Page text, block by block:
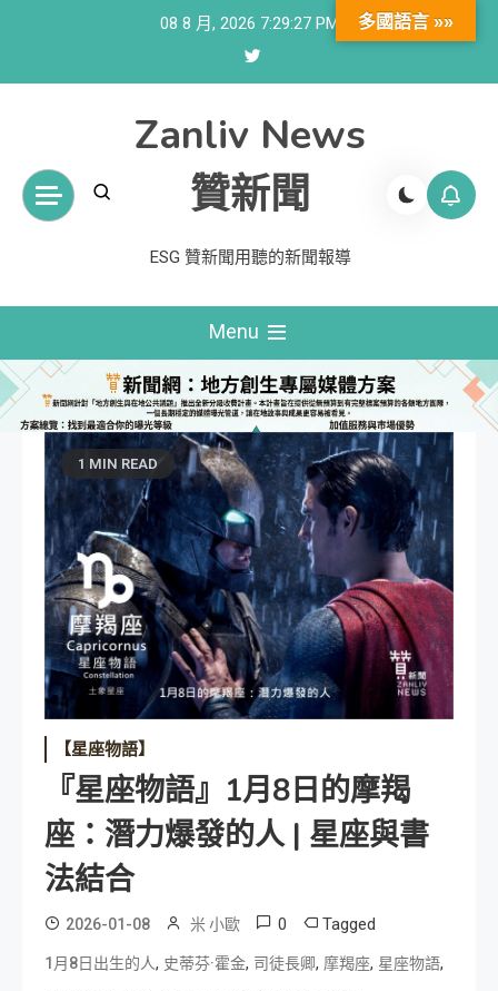
08 8 月, 2026 7:29:28 PM
Zanliv News
贊新聞
ESG 贊新聞用聽的新聞報導
Menu
1 MIN READ
【星座物語】
『星座物語』1月8日的摩羯
座：潛力爆發的人 | 星座與書
法結合
2026-01-08 米 小歐 0 Tagged
1月8日出生的人, 史蒂芬·霍金, 司徒長卿, 摩羯座, 星座物語,
多國語言 »»